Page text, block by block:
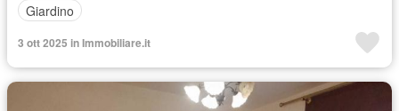
Giardino
3 ott 2025 in Immobiliare.it